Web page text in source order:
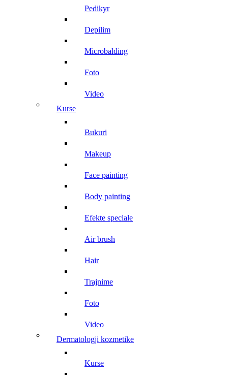
pedikyr
depilim
microbalding
foto
video
kurse
bukuri
makeup
face painting
body painting
efekte speciale
air brush
hair
trajnime
foto
video
dermatologji kozmetike
kurse